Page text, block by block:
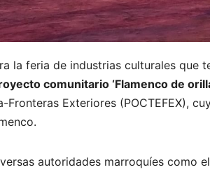
la feria de industrias culturales
comunitario ‘Flamenco de
Fronteras Exteriores (POCTEFEX),
autoridades marroquíes como